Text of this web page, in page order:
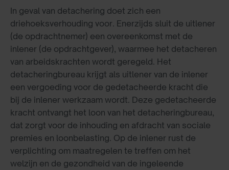
In geval van detachering doet zich een
driehoeksverhouding voor. Enerzijds sluit de uitlener
(de opdrachtnemer) een overeenkomst met de
inlener (de opdrachtgever), waarmee het detacheren
van arbeidskrachten wordt geregeld. Het
detacheringbureau krijgt als uitlener van de inlener
een vergoeding voor de gedetacheerde kracht die
bij de inlener werkzaam wordt. Deze gedetacheerde
kracht ontvangt het loon van het detacheringbureau,
dat zorgt voor de inhouding en afdracht van sociale
premies en loonbelasting. Op de inlener rust de
verplichting om maatregelen te treffen om het
welzijn en de gezondheid van de ingeleende